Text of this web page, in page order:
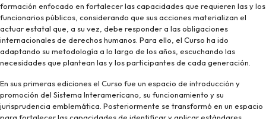
formación enfocado en fortalecer las capacidades que requieren las y los
funcionarios públicos, considerando que sus acciones materializan el
actuar estatal que, a su vez, debe responder a las obligaciones
internacionales de derechos humanos. Para ello, el Curso ha ido
adaptando su metodología a lo largo de los años, escuchando las
necesidades que plantean las y los participantes de cada generación.
En sus primeras ediciones el Curso fue un espacio de introducción y
promoción del Sistema Interamericano, su funcionamiento y su
jurisprudencia emblemática. Posteriormente se transformó en un espacio